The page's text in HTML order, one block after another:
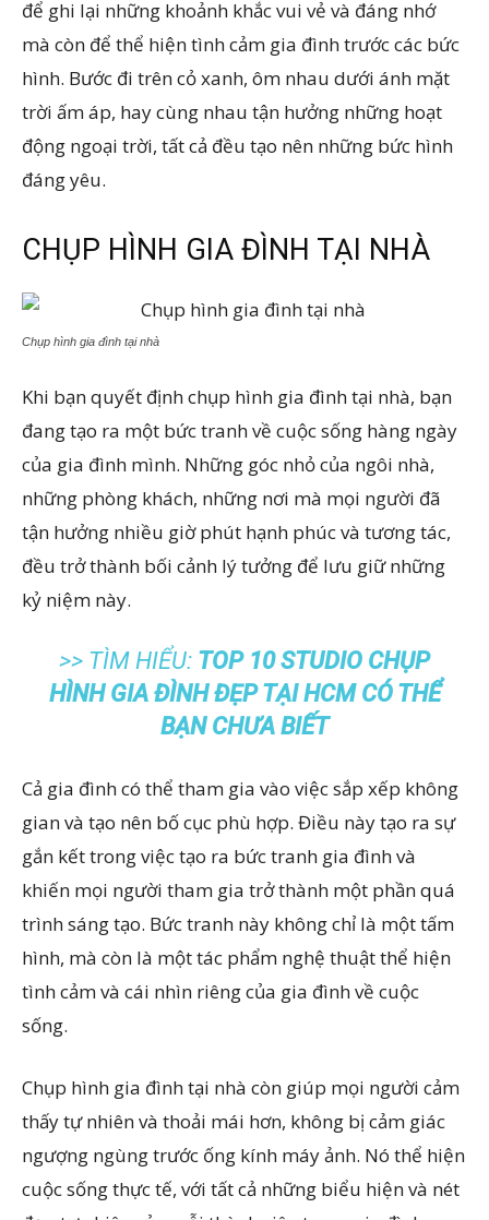
để ghi lại những khoảnh khắc vui vẻ và đáng nhớ
mà còn để thể hiện tình cảm gia đình trước các bức
hình. Bước đi trên cỏ xanh, ôm nhau dưới ánh mặt
trời ấm áp, hay cùng nhau tận hưởng những hoạt
động ngoại trời, tất cả đều tạo nên những bức hình
đáng yêu.
CHỤP HÌNH GIA ĐÌNH TẠI NHÀ
Chụp hình gia đình tại nhà
Khi bạn quyết định chụp hình gia đình tại nhà, bạn
đang tạo ra một bức tranh về cuộc sống hàng ngày
của gia đình mình. Những góc nhỏ của ngôi nhà,
những phòng khách, những nơi mà mọi người đã
tận hưởng nhiều giờ phút hạnh phúc và tương tác,
đều trở thành bối cảnh lý tưởng để lưu giữ những
kỷ niệm này.
>> TÌM HIỂU: TOP 10 STUDIO CHỤP
HÌNH GIA ĐÌNH ĐẸP TẠI HCM CÓ THỂ
BẠN CHƯA BIẾT
Cả gia đình có thể tham gia vào việc sắp xếp không
gian và tạo nên bố cục phù hợp. Điều này tạo ra sự
gắn kết trong việc tạo ra bức tranh gia đình và
khiến mọi người tham gia trở thành một phần quá
trình sáng tạo. Bức tranh này không chỉ là một tấm
hình, mà còn là một tác phẩm nghệ thuật thể hiện
tình cảm và cái nhìn riêng của gia đình về cuộc
sống.
Chụp hình gia đình tại nhà còn giúp mọi người cảm
thấy tự nhiên và thoải mái hơn, không bị cảm giác
ngượng ngùng trước ống kính máy ảnh. Nó thể hiện
cuộc sống thực tế, với tất cả những biểu hiện và nét